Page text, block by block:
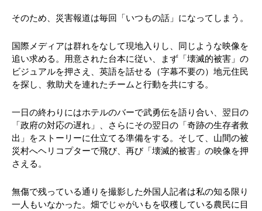
そのため、災害報道は毎回「いつもの話」になってしまう。
国際メディアは群れをなして現地入りし、同じような映像を
追い求める。用意された台本に従い、まず「壊滅的被害」の
ビジュアルを押さえ、英語を話せる（字幕不要の）地元住民
を探し、救助犬を連れたチームと行動を共にする。
一日の終わりにはホテルのバーで武勇伝を語り合い、翌日の
「政府の対応の遅れ」、さらにその翌日の「奇跡の生存者救
出」をストーリーに仕立てる準備をする。そして、山間の被
災村へヘリコプターで飛び、再び「壊滅的被害」の映像を押
さえる。
無傷で残っている通りを撮影した外国人記者は私の知る限り
一人もいなかった。畑でじゃがいもを収穫している農民に目